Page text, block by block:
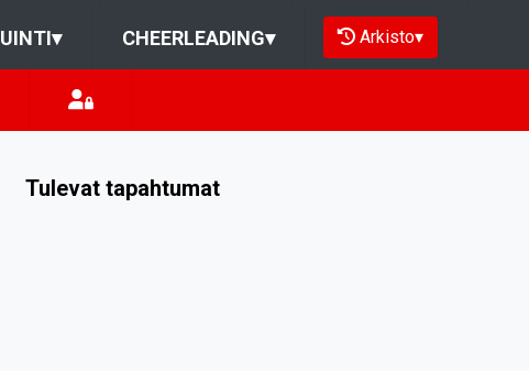
UINTI▾ CHEERLEADING▾ Arkisto▾
Tulevat tapahtumat